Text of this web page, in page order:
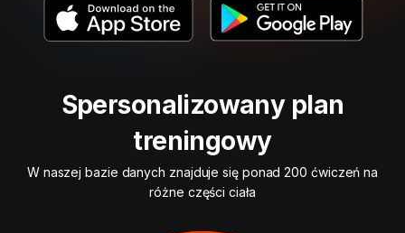
Spersonalizowany plan
treningowy
W naszej bazie danych znajduje się ponad 200 ćwiczeń na
różne części ciała